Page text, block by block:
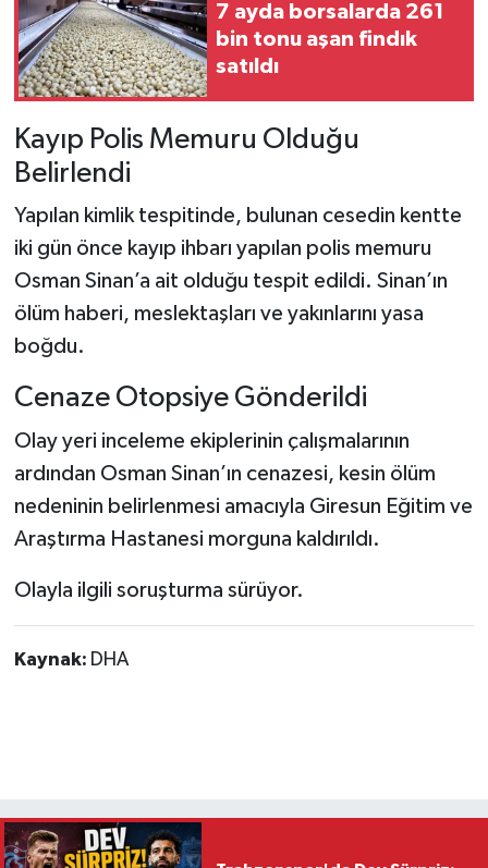
7 ayda borsalarda 261
bin tonu aşan findık
satıldı
Kayıp Polis Memuru Olduğu
Belirlendi
Yapılan kimlik tespitinde, bulunan cesedin kentte
iki gün önce kayıp ihbarı yapılan polis memuru
Osman Sinan’a ait olduğu tespit edildi. Sinan’ın
ölüm haberi, meslektaşları ve yakınlarını yasa
boğdu.
Cenaze Otopsiye Gönderildi
Olay yeri inceleme ekiplerinin çalışmalarının
ardından Osman Sinan’ın cenazesi, kesin ölüm
nedeninin belirlenmesi amacıyla Giresun Eğitim ve
Araştırma Hastanesi morguna kaldırıldı.
Olayla ilgili soruşturma sürüyor.
Kaynak: DHA